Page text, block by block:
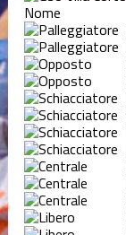
Nome